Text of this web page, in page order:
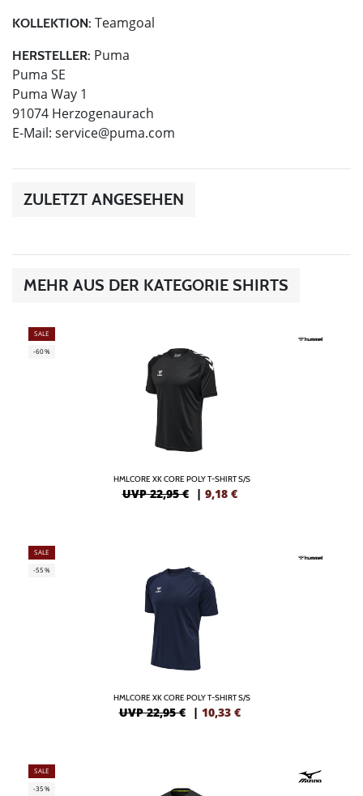
KOLLEKTION: Teamgoal
HERSTELLER: Puma
Puma SE
Puma Way 1
91074 Herzogenaurach
E-Mail: service@puma.com
ZULETZT ANGESEHEN
MEHR AUS DER KATEGORIE SHIRTS
SALE
-60%
HMLCORE XK CORE POLY T-SHIRT S/S
UVP 22,95 € | 9,18 €
SALE
-55%
HMLCORE XK CORE POLY T-SHIRT S/S
UVP 22,95 € | 10,33 €
SALE
-35%